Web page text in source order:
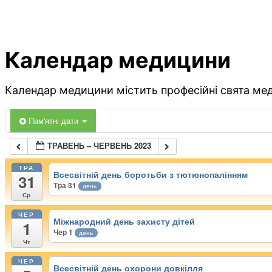
Календар медицини
Календар медицини містить професійні свята
Пам'ятні дати
ТРАВЕНЬ – ЧЕРВЕНЬ 2023
ТРА
31
Ср
Всесвітній день боротьби з тютюнопалінням
Тра 31 день
ЧЕР
1
Чт
Міжнародний день захисту дітей
Чер 1 день
ЧЕР
Всесвітній день охорони довкілля